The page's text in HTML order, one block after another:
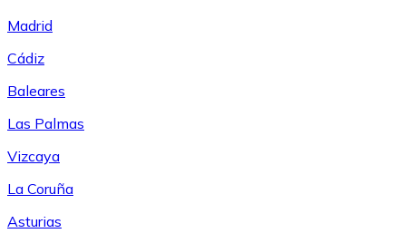
Madrid
Cádiz
Baleares
Las Palmas
Vizcaya
La Coruña
Asturias